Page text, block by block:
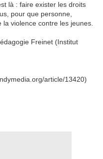
là : faire exister les droits
pour que personne,
la violence contre les jeunes.
Freinet (Institut
article/13420)